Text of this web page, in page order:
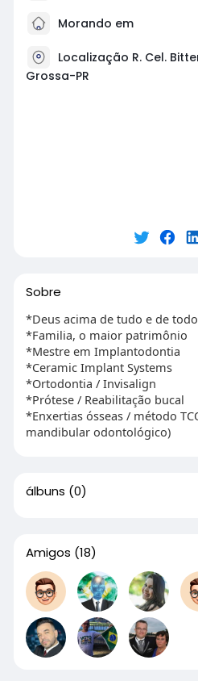
Morando em
Localização R. Cel.
Grossa-PR
Sobre
*Deus acima de tudo e de
*Familia, o maior patrimônio
*Mestre em Implantodontia
*Ceramic Implant Systems
*Ortodontia / Invisalign
*Prótese / Reabilitação bucal
*Enxertias ósseas / método
mandibular odontológico)
álbuns (0)
Amigos (18)